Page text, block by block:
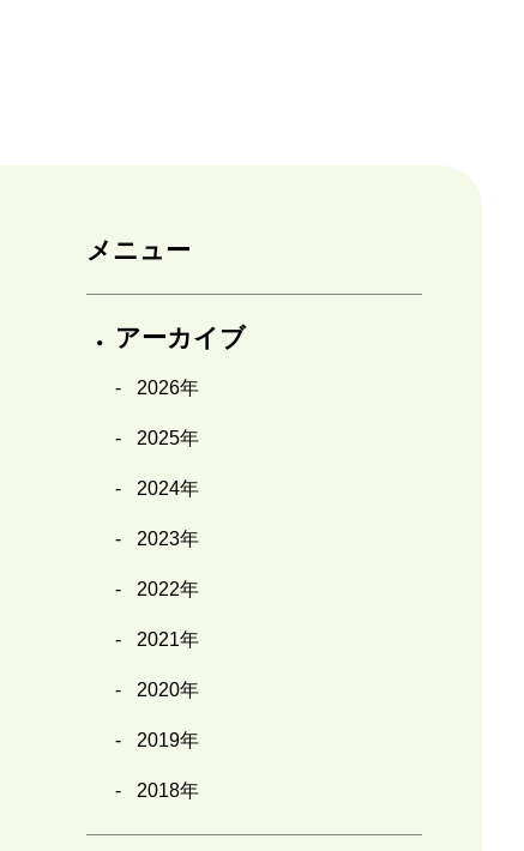
メニュー
アーカイブ
2026年
2025年
2024年
2023年
2022年
2021年
2020年
2019年
2018年